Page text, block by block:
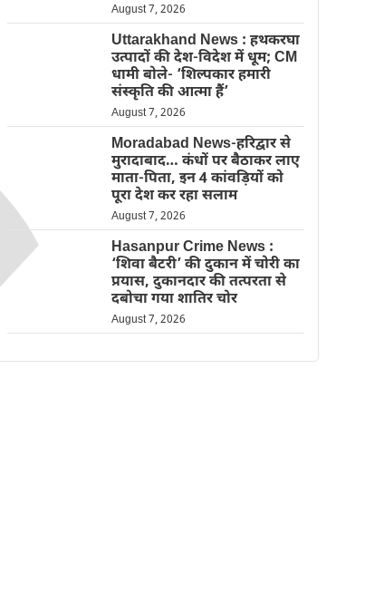
August 7, 2026
Uttarakhand News : हथकरघा
उत्पादों की देश-विदेश में धूम; CM
धामी बोले- ‘शिल्पकार हमारी
संस्कृति की आत्मा हैं’
August 7, 2026
Moradabad News-हरिद्वार से
मुरादाबाद… कंधों पर बैठाकर लाए
माता-पिता, इन 4 कांवड़ियों को
पूरा देश कर रहा सलाम
August 7, 2026
Hasanpur Crime News :
‘शिवा बैटरी’ की दुकान में चोरी का
प्रयास, दुकानदार की तत्परता से
दबोचा गया शातिर चोर
August 7, 2026